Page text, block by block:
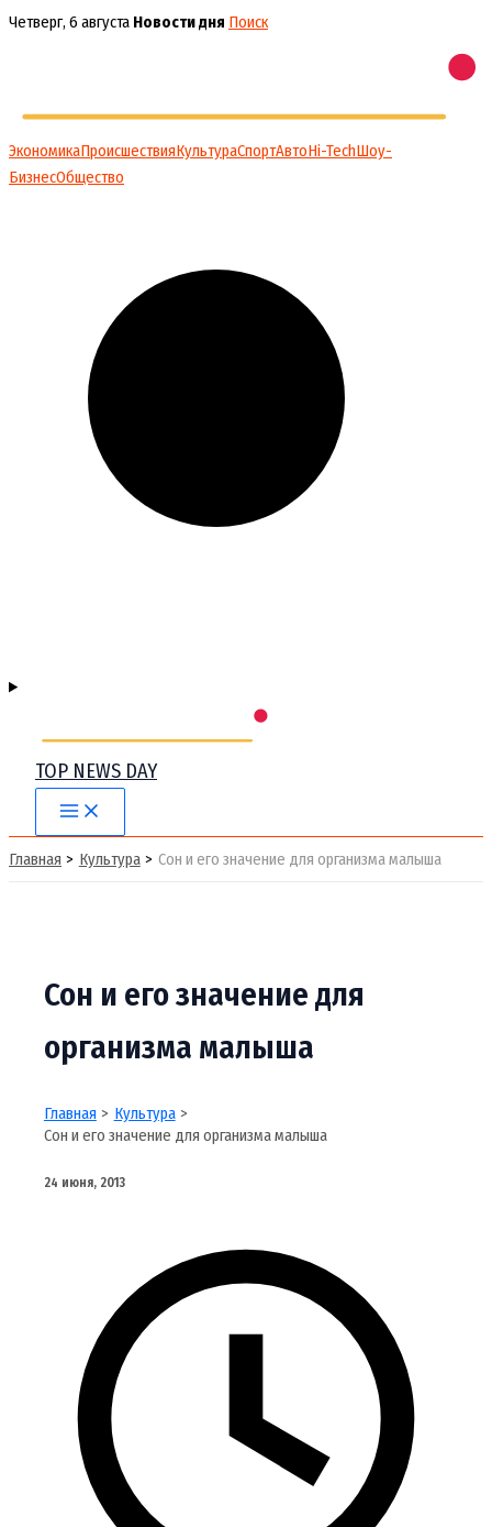
Перейти
Четверг, 6 августа Новости дня Поиск
ЭкономикаПроисшествияКультураСпортАвтоHi-TechШоу-
БизнесОбщество
TOP NEWS DAY
Main
Menu
Главная Культура Сон и его значение для организма малыша
Сон и его значение для
организма малыша
Главная
Культура
Сон и его значение для организма малыша
24 июня, 2013